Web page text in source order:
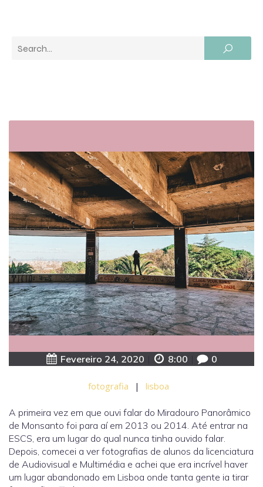
Fevereiro 24, 2020 8:00 0
fotografia | lisboa
A primeira vez em que ouvi falar do Miradouro Panorâmico
de Monsanto foi para aí em 2013 ou 2014. Até entrar na
ESCS, era um lugar do qual nunca tinha ouvido falar.
Depois, comecei a ver fotografias de alunos da licenciatura
de Audiovisual e Multimédia e achei que era incrível haver
um lugar abandonado em Lisboa onde tanta gente ia tirar